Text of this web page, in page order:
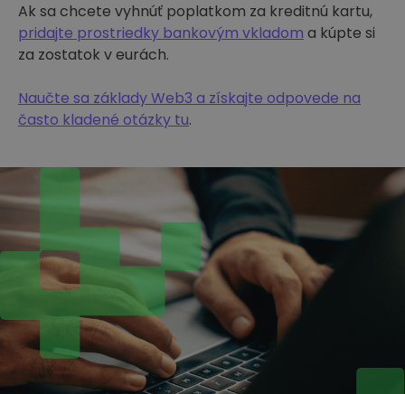
Ak sa chcete vyhnúť poplatkom za kreditnú kartu,
pridajte prostriedky bankovým vkladom a kúpte si
za zostatok v eurách.
Naučte sa základy Web3 a získajte odpovede na
často kladené otázky tu.